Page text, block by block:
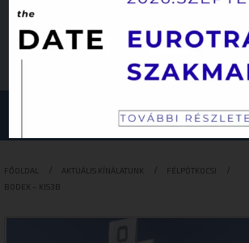
Keresés
FŐOLDAL AKTUÁLIS KÍNÁLATUNK
FÉLPÓTKOCSI
BODEX – KIS3B